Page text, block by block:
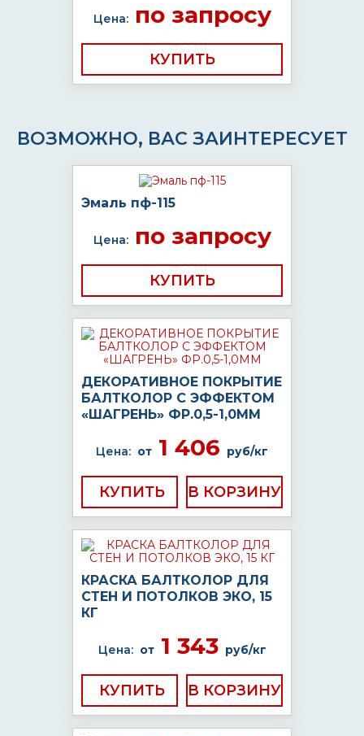
Цена:по запросу
КУПИТЬ
ВОЗМОЖНО, ВАС ЗАИНТЕРЕСУЕТ
Эмаль пф-115
Цена:по запросу
КУПИТЬ
ДЕКОРАТИВНОЕ ПОКРЫТИЕ
БАЛТКОЛОР С ЭФФЕКТОМ
«ШАГРЕНЬ» ФР.0,5-1,0ММ
Цена: от 1 406 руб/кг
КУПИТЬ
КРАСКА БАЛТКОЛОР ДЛЯ
СТЕН И ПОТОЛКОВ ЭКО, 15
КГ
Цена: от1 343 руб/кг
КУПИТЬ